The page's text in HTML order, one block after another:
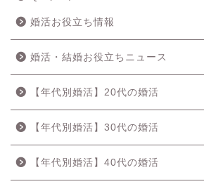
婚活お役立ち情報
婚活・結婚お役立ちニュース
【年代別婚活】20代の婚活
【年代別婚活】30代の婚活
【年代別婚活】40代の婚活